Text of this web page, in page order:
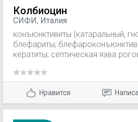
Колбиоцин
СИФИ, Италия
конъюнктивиты (катаральный,
блефариты;
кератиты; септическая язва
Нравится